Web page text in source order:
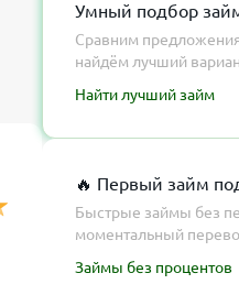
Умный подбор
Сравним
найдём лучший
Найти лучший займ
🔥 Первый займ
Быстрые займы без
моментальный
Займы без процентов